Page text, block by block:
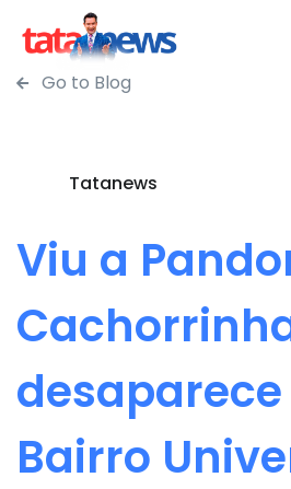
Go to Blog
Tatanews
Viu a
Bairro